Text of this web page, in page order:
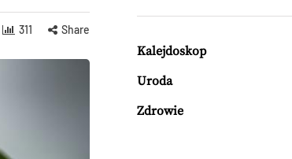
311 Share
Kalejdoskop
Uroda
Zdrowie